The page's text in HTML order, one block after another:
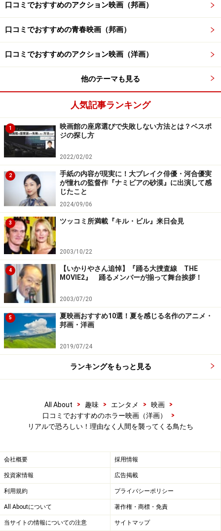
口コミでおすすめのアクション映画（邦画）
口コミでおすすめの青春映画（邦画）
口コミでおすすめのアクション映画（洋画）
他のテーマも見る
人気記事ランキング
1
映画館の座席選びで失敗しない方法とは？ベスポ
ジの探し方
2022/02/02
2
手紙の内容が現実に！大ブレイク俳優・河合優実
が憧れの監督作『ナミビアの砂漠』に出演して感
じたこと
2024/09/06
3 ツッコミ所満載『キル・ビル』来日会見
2003/10/22
4
【いかりやさん追悼】『踊る大捜査線 THE
MOVIE2』 踊るメンバーが揃って舞台挨拶！
2003/07/20
5
夏映画おすすめ10選！夏を感じる名作のアニメ・
邦画・洋画
2019/07/24
ランキングをもっと見る
All About > 趣味 > エンタメ > 映画
>
口コミでおすすめのホラー映画（洋画）
>
リアルで恐ろしい！理由なく人間を襲ってくる鳥たち
会社概要 採用情報
投資家情報 広告掲載
利用規約 プライバシーポリシー
All Aboutについて 著作権・商標・免責
当サイトの情報についての注意 サイトマップ